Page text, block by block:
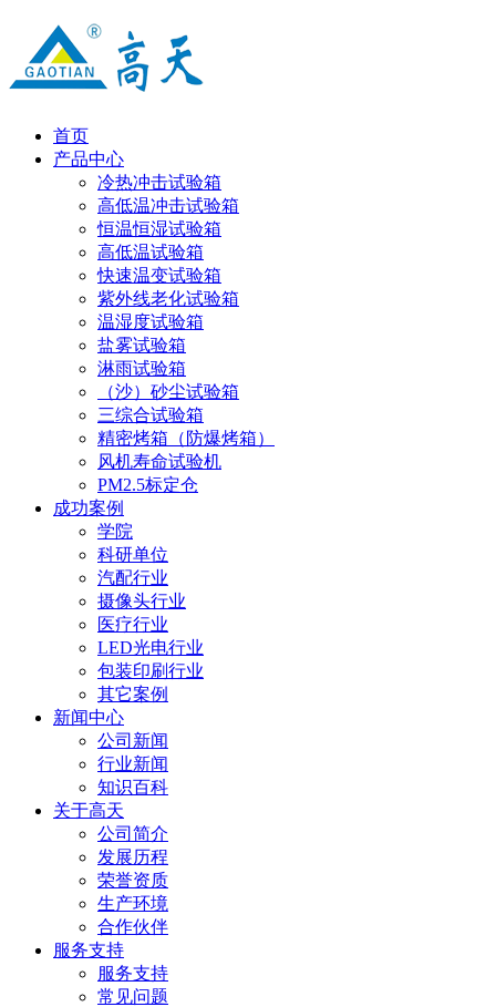
首页
产品中心
冷热冲击试验箱
高低温冲击试验箱
恒温恒湿试验箱
高低温试验箱
快速温变试验箱
紫外线老化试验箱
温湿度试验箱
盐雾试验箱
淋雨试验箱
（沙）砂尘试验箱
三综合试验箱
精密烤箱（防爆烤箱）
风机寿命试验机
PM2.5标定仓
成功案例
学院
科研单位
汽配行业
摄像头行业
医疗行业
LED光电行业
包装印刷行业
其它案例
新闻中心
公司新闻
行业新闻
知识百科
关于高天
公司简介
发展历程
荣誉资质
生产环境
合作伙伴
服务支持
服务支持
常见问题